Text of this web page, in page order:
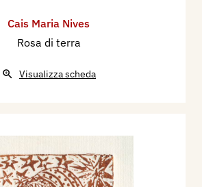
Cais Maria Nives
Rosa di terra
Visualizza scheda